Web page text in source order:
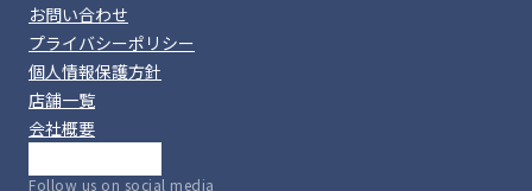
お問い合わせ
プライバシーポリシー
個人情報保護方針
店舗一覧
会社概要
Follow us on social media